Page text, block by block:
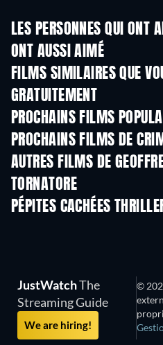
LES PERSONNES QUI ONT
ONT AUSSI AIMÉ
FILMS SIMILAIRES QUE
GRATUITEMENT
PROCHAINS FILMS
PROCHAINS FILMS DE
AUTRES FILMS DE
TORNATORE
PÉPITES CACHÉES
JustWatchThe
Streaming Guide
We are hiring!
©